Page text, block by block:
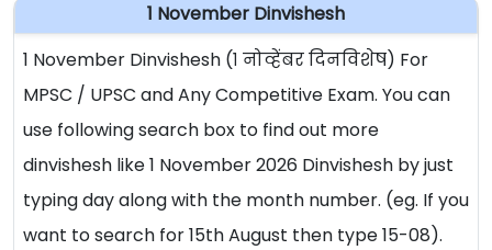
1 November Dinvishesh
1 November Dinvishesh (१ नोव्हेंबर दिनविशेष) For
MPSC / UPSC and Any Competitive Exam. You can
use following search box to find out more
dinvishesh like 1 November 2026 Dinvishesh by just
typing day along with the month number. (eg. If you
want to search for 15th August then type 15-08).